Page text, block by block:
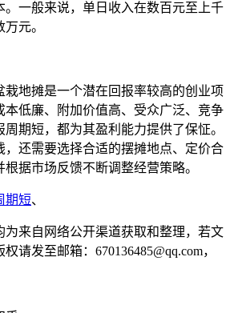
。一般来说，单日收入在数百元至上千
元。
栽地摊是一个潜在回报率较高的创业项
本低廉、附加价值高、受众广泛、竞争
期短，都为其盈利能力提供了保怔。
，还需要选择合适的摆摊地点、定价合
据市场反馈不断调整经营策略。
期短、
为来自网络公开渠道获取和整理，若文
请发至邮箱：670136485@qq.com，